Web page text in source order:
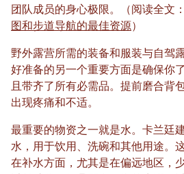
团队成员的身心极限。（阅读全文
图和步道导航的最佳资源）
野外露营所需的装备和服装与自驾
好准备的另一个重要方面是确保你
且带齐了所有必需品。提前磨合背
出现疼痛和不适。
最重要的物资之一就是水。卡兰廷
水，用于饮用、洗碗和其他用途。
在补水方面，尤其是在偏远地区，